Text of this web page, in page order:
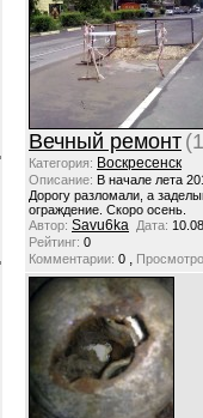
Вечный ремонт
Категория: Воскресенск
Описание: В начале лета
Дорогу разломали, а
ограждение. Скоро осень.
Автор: Savu6ka Дата:
Рейтинг: 0
Комментарии: 0 ,